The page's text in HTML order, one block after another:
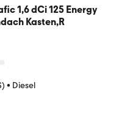
1,6 dCi 125 Energy
Kasten,R
• Diesel